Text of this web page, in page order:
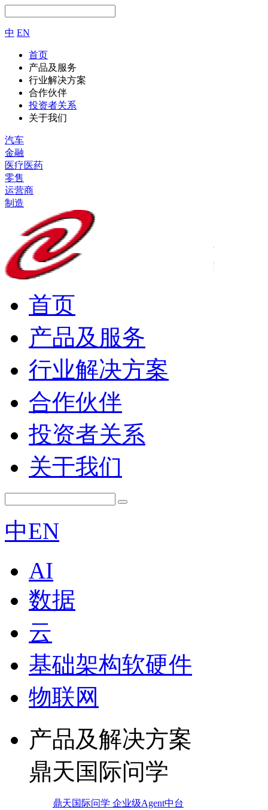
中 EN
首页
产品及服务
行业解决方案
合作伙伴
投资者关系
关于我们
汽车
金融
医疗医药
零售
运营商
制造
首页
产品及服务
行业解决方案
合作伙伴
投资者关系
关于我们
中EN
AI
数据
云
基础架构软硬件
物联网
产品及解决方案
鼎天国际问学
鼎天国际问学 企业级Agent中台